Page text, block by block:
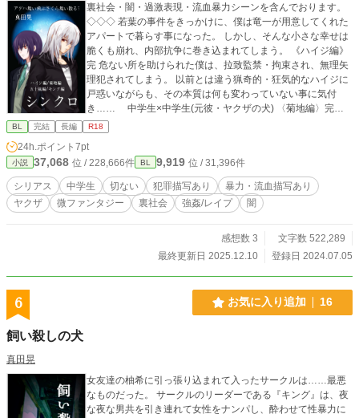
裏社会・闇・過激表現・流血暴力シーンを含んでおります。
◇◇◇ 若葉の事件をきっかけに、僕は竜一が用意してくれた
アパートで暮らす事になった。 しかし、そんな小さな幸せは
脆くも崩れ、内部抗争に巻き込まれてしまう。 《ハイジ編》
完 危ない所を助けられた僕は、拉致監禁・拘束され、無理矢
理犯されてしまう。 以前とは違う猟奇的・狂気的なハイジに
戸惑いながらも、その本質は何も変わっていない事に気付
き…… 中学生×中学生(元彼・ヤクザの犬) 〈菊地編〉完
『菊地に抱かれてこい』──その条件をのんだ僕は、半グレ詐
欺グループの一人、菊地の元へと搬送される。 最初こそ乱暴
にされるものの、僕を寵愛するようになり…… 中学生×社
会人(凶悪犯・半グレ) 〈五十嵐編〉完 五十嵐と共にアジトを
離れるものの、失意のどん底にいた僕は、更なる苦境に立た
される。 五十嵐の過去。明らかになっていく真実。黒幕の思
惑を知った僕は── 中学生×中学生？ 〈キング編〉完 『ま
なかった人物だった。 彼らの城で飼われる内に、今まで見え
ていなかった真実が見え…… 中学生×社会人(反社) 〈エピ
過度な説明もありません。 詳しく知りたい場合は、過去シリ
また法律・法令に反する行為を容認・推奨するものではあり
ません。 ◇◇◇ 暴力団の事は詳しく知りません。 想像をか
なり織り交ぜて書いています。 実際にあった事件、凶悪犯
BL 完結 長編 R18
24h.ポイント 7pt
小説 37,068 位 / 228,666件 BL 9,919 位 / 31,396件
シリアス 中学生 切ない 犯罪描写あり
暴力・流血描写あり
ヤクザ
微ファンタジー 裏社会 強姦/レイプ 闇
感想数 3
文字数 522,289
最終更新日 2025.12.10
登録日 2024.07.05
6 お気に入り追加 16
飼い殺しの犬
真田晃
女友達の柚希に引っ張り込まれて入ったサークルは……最悪
なものだった。 サークルのリーダーである『キング』は、夜
な夜な男共を引き連れて女性をナンパし、酔わせて性暴力に